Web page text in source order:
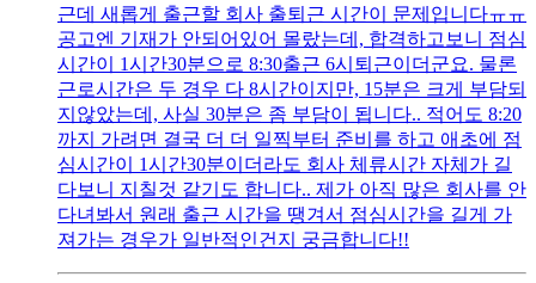
근데 새롭게 출근할 회사 출퇴근 시간이 문제입니다ㅠㅠ
공고엔 기재가 안되어있어 몰랐는데, 합격하고보니 점심
시간이 1시간30분으로 8:30출근 6시퇴근이더군요. 물론
근로시간은 두 경우 다 8시간이지만, 15분은 크게 부담되
지않았는데, 사실 30분은 좀 부담이 됩니다.. 적어도 8:20
까지 가려면 결국 더 더 일찍부터 준비를 하고 애초에 점
심시간이 1시간30분이더라도 회사 체류시간 자체가 길
다보니 지칠것 같기도 합니다.. 제가 아직 많은 회사를 안
다녀봐서 원래 출근 시간을 땡겨서 점심시간을 길게 가
져가는 경우가 일반적인건지 궁금합니다!!